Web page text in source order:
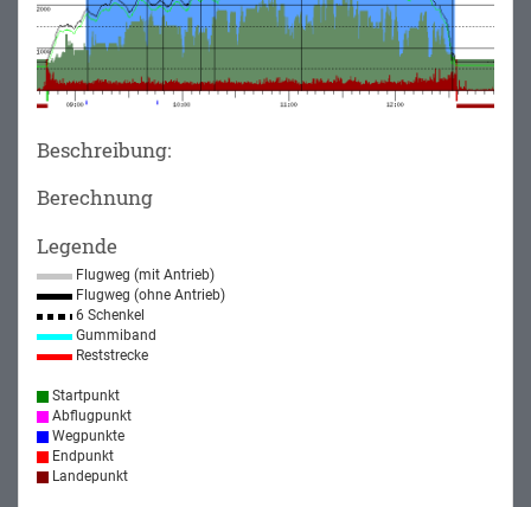
Beschreibung:
Berechnung
Legende
Flugweg (mit Antrieb)
Flugweg (ohne Antrieb)
6 Schenkel
Gummiband
Reststrecke
Startpunkt
Abflugpunkt
Wegpunkte
Endpunkt
Landepunkt